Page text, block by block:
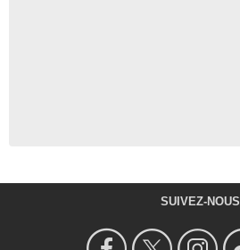
SUIVEZ-NOUS